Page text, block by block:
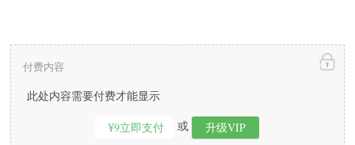
此处内容需要付费才能显示
¥9立即支付 或 升级VIP
付费内容